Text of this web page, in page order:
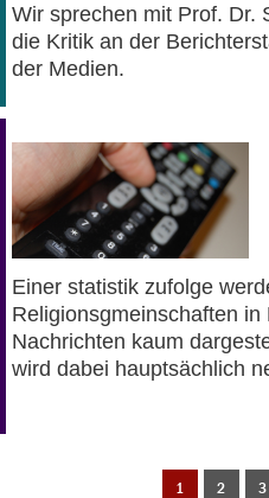
Wir sprechen mit Prof. Dr.
die Kritik an der
der Medien.
Einer statistik zufolge
Religionsgmeinschaften in
Nachrichten kaum
wird dabei hauptsächlich
1 2 3